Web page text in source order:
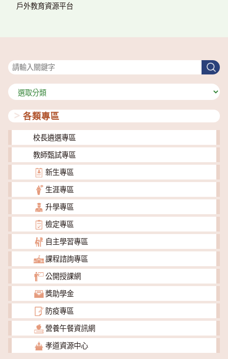
戶外教育資源平台
搜
尋
分
類
各類專區
校長遴選專區
教師甄試專區
新生專區
生涯專區
升學專區
檢定專區
自主學習專區
課程諮詢專區
公開授課網
獎助學金
防疫專區
營養午餐資訊網
孝道資源中心